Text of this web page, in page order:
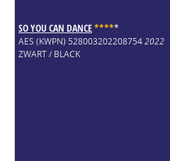
SO YOU CAN DANCE*****
AES (KWPN) 5280032022087542022
ZWART / BLACK